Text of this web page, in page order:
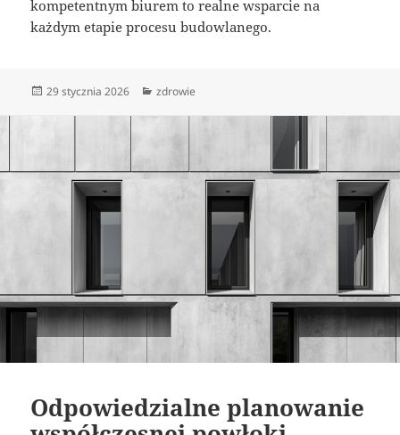
kompetentnym biurem to realne wsparcie na
każdym etapie procesu budowlanego.
Data
29 stycznia 2026 Kategorie
zdrowie
Odpowiedzialne planowanie